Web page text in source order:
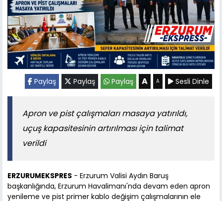
Paylaş Paylaş Paylaş A A Sesli Dinle
Apron ve pist çalışmaları masaya yatırıldı,
uçuş kapasitesinin artırılması için talimat
verildi
ERZURUMEKSPRES - Erzurum Valisi Aydın Baruş
başkanlığında, Erzurum Havalimanı'nda devam eden apron
yenileme ve pist primer kablo değişim çalışmalarının ele